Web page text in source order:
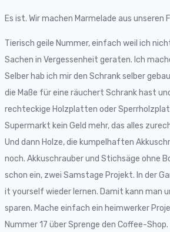
Es ist. Wir machen Marmelade aus unseren
Tierisch geile Nummer, einfach weil ich
Sachen in Vergessenheit geraten. Ich
Selber hab ich mir den Schrank selber
die Maße für eine räuchert Schrank hast
rechteckige Holzplatten oder
Supermarkt kein Geld mehr, das alles
Und dann Holze, die kumpelhaften
noch. Akkuschrauber und Stichsäge ohne
schon ein, zwei Samstage Projekt. In der
it yourself wieder lernen. Damit kann man
sparen. Mache einfach ein heimwerker
Nummer 17 über Sprenge den Coffee-Shop.